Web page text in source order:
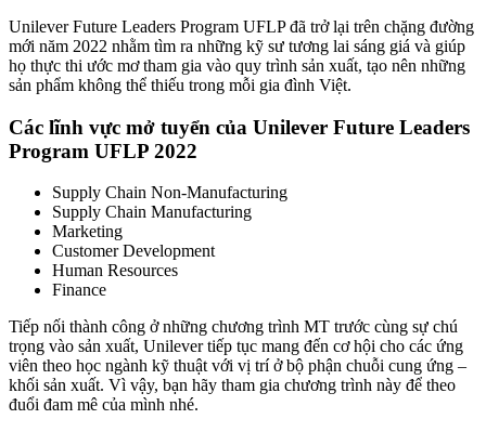
Unilever Future Leaders Program UFLP đã trở lại trên chặng đường
mới năm 2022 nhằm tìm ra những kỹ sư tương lai sáng giá và giúp
họ thực thi ước mơ tham gia vào quy trình sản xuất, tạo nên những
sản phẩm không thể thiếu trong mỗi gia đình Việt.
Các lĩnh vực mở tuyển của Unilever Future Leaders
Program UFLP 2022
Supply Chain Non-Manufacturing
Supply Chain Manufacturing
Marketing
Customer Development
Human Resources
Finance
Tiếp nối thành công ở những chương trình MT trước cùng sự chú
trọng vào sản xuất, Unilever tiếp tục mang đến cơ hội cho các ứng
viên theo học ngành kỹ thuật với vị trí ở bộ phận chuỗi cung ứng –
khối sản xuất. Vì vậy, bạn hãy tham gia chương trình này để theo
đuổi đam mê của mình nhé.